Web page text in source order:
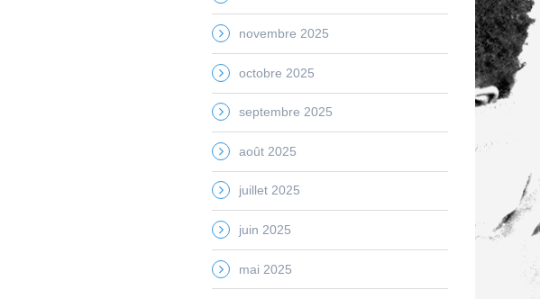
novembre 2025
octobre 2025
septembre 2025
août 2025
juillet 2025
juin 2025
mai 2025